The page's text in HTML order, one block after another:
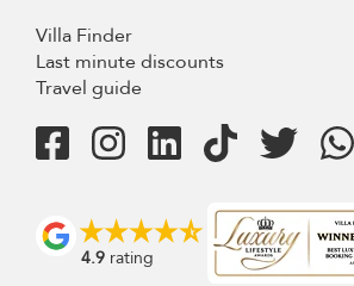
Villa Finder
Last minute discounts
Travel guide
4.9 rating